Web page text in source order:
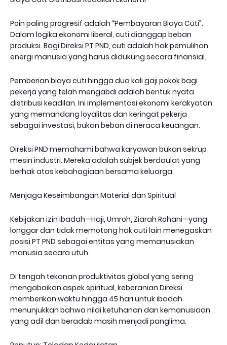
Poin paling progresif adalah “Pembayaran Biaya Cuti”.
Dalam logika ekonomi liberal, cuti dianggap beban
produksi. Bagi Direksi PT PND, cuti adalah hak pemulihan
energi manusia yang harus didukung secara finansial.
Pemberian biaya cuti hingga dua kali gaji pokok bagi
pekerja yang telah mengabdi adalah bentuk nyata
distribusi keadilan. Ini implementasi ekonomi kerakyatan
yang memandang loyalitas dan keringat pekerja
sebagai investasi, bukan beban di neraca keuangan.
Direksi PND memahami bahwa karyawan bukan sekrup
mesin industri. Mereka adalah subjek berdaulat yang
berhak atas kebahagiaan bersama keluarga.
Menjaga Keseimbangan Material dan Spiritual
Kebijakan izin ibadah—Haji, Umroh, Ziarah Rohani—yang
longgar dan tidak memotong hak cuti lain menegaskan
posisi PT PND sebagai entitas yang memanusiakan
manusia secara utuh.
Di tengah tekanan produktivitas global yang sering
mengabaikan aspek spiritual, keberanian Direksi
memberikan waktu hingga 45 hari untuk ibadah
menunjukkan bahwa nilai ketuhanan dan kemanusiaan
yang adil dan beradab masih menjadi panglima.